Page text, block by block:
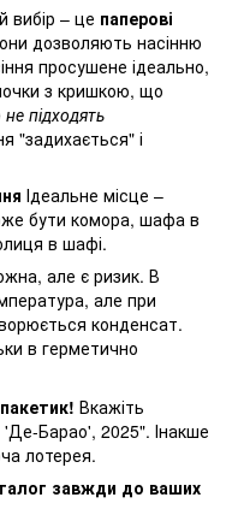
вибір – це паперові
дозволяють насінню
просушене ідеально,
з кришкою, що
підходять
"задихається" і
Ідеальне місце –
бути комора, шафа в
в шафі.
але є ризик. В
але при
конденсат.
в герметично
Вкажіть
'Де-Барао', 2025". Інакше
лотерея.
завжди до ваших